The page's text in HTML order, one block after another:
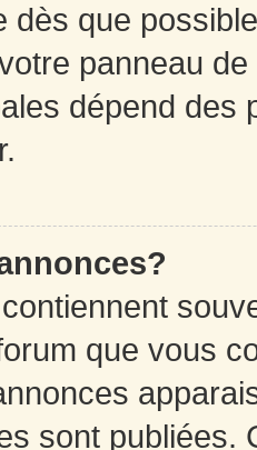
dès que
panneau
dépend des
que vous
sont publiées.